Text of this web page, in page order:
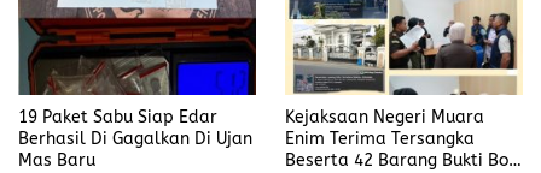
19 Paket Sabu Siap Edar
Berhasil Di Gagalkan Di Ujan
Mas Baru
Kejaksaan Negeri Muara
Enim Terima Tersangka
Beserta 42 Barang Bukti Bobi